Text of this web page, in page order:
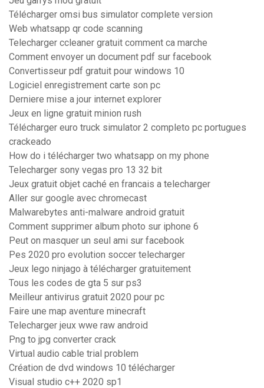
Télécharger omsi bus simulator complete version
Web whatsapp qr code scanning
Telecharger ccleaner gratuit comment ca marche
Comment envoyer un document pdf sur facebook
Convertisseur pdf gratuit pour windows 10
Logiciel enregistrement carte son pc
Derniere mise a jour internet explorer
Jeux en ligne gratuit minion rush
Télécharger euro truck simulator 2 completo pc portugues
crackeado
How do i télécharger two whatsapp on my phone
Telecharger sony vegas pro 13 32 bit
Jeux gratuit objet caché en francais a telecharger
Aller sur google avec chromecast
Malwarebytes anti-malware android gratuit
Comment supprimer album photo sur iphone 6
Peut on masquer un seul ami sur facebook
Pes 2020 pro evolution soccer telecharger
Jeux lego ninjago à télécharger gratuitement
Tous les codes de gta 5 sur ps3
Meilleur antivirus gratuit 2020 pour pc
Faire une map aventure minecraft
Telecharger jeux wwe raw android
Png to jpg converter crack
Virtual audio cable trial problem
Création de dvd windows 10 télécharger
Visual studio c++ 2020 sp1